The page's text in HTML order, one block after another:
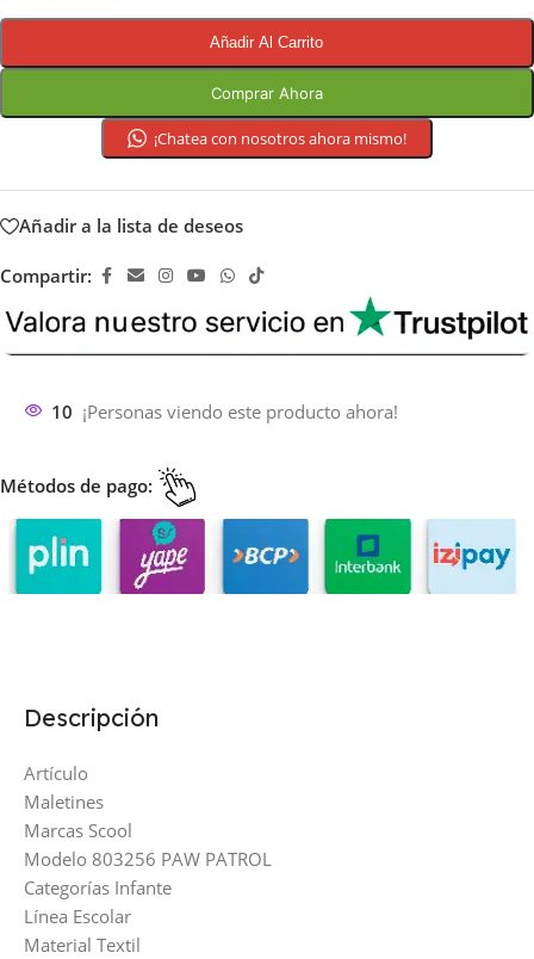
Añadir Al Carrito
Comprar Ahora
¡Chatea con nosotros ahora mismo!
Añadir a la lista de deseos
Compartir:
10 ¡Personas viendo este producto ahora!
Métodos de pago:
Descripción
Artículo
Maletines
Marcas Scool
Modelo 803256 PAW PATROL
Categorías Infante
Línea Escolar
Material Textil